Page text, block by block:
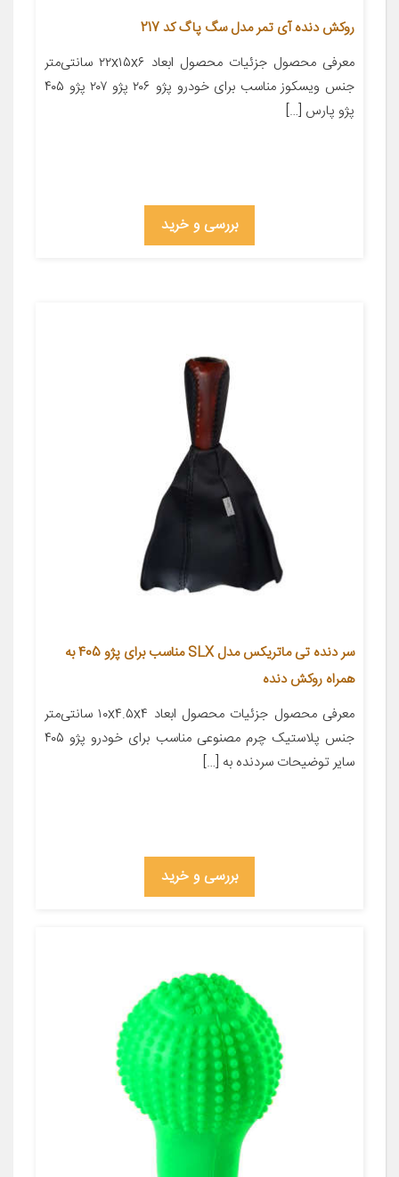
روکش دنده آی تمر مدل سگ پاگ کد 217
معرفی محصول جزئیات محصول ابعاد ۲۲x۱۵x۶ سانتی‌متر
جنس ویسکوز مناسب برای خودرو پژو ۲۰۶ پژو ۲۰۷ پژو ۴۰۵
پژو پارس […]
بررسی و خرید
سر دنده تی ماتریکس مدل SLX مناسب برای پژو 405 به
همراه روکش دنده
معرفی محصول جزئیات محصول ابعاد ۱۰x۴.۵x۴ سانتی‌متر
جنس پلاستیک چرم مصنوعی مناسب برای خودرو پژو ۴۰۵
سایر توضیحات سردنده به […]
بررسی و خرید